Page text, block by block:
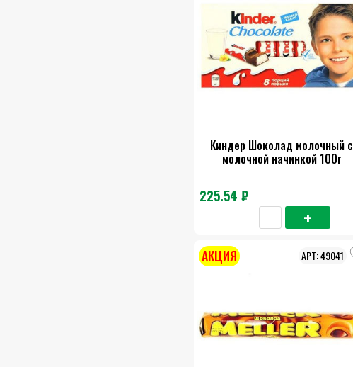
Киндер Шоколад молочный с
молочной начинкой 100г
225.54 ₽
49041
АКЦИЯ